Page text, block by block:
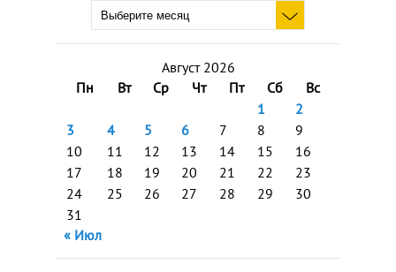
Август 2026
Пн
Вт Ср Чт Пт Сб
Вс
1
2
3
4 5 6 7 8
9
10
11 12 13 14 15
16
17
18 19 20 21 22
23
24
25 26 27 28 29
30
31
« Июл